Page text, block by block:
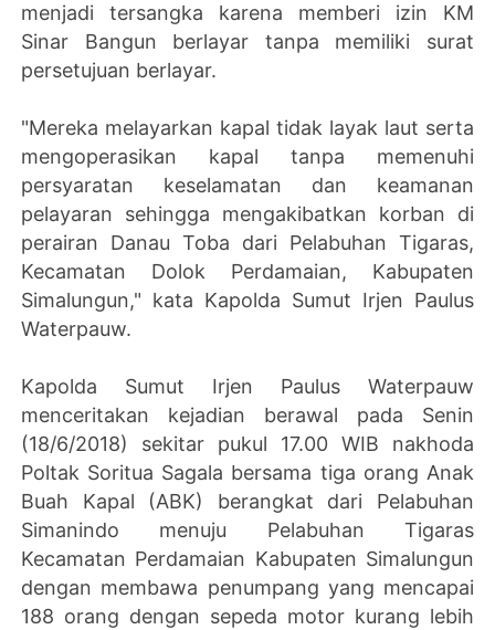
menjadi tersangka karena memberi izin KM
Sinar Bangun berlayar tanpa memiliki surat
persetujuan berlayar.
"Mereka melayarkan kapal tidak layak laut serta
mengoperasikan kapal tanpa memenuhi
persyaratan keselamatan dan keamanan
pelayaran sehingga mengakibatkan korban di
perairan Danau Toba dari Pelabuhan Tigaras,
Kecamatan Dolok Perdamaian, Kabupaten
Simalungun," kata Kapolda Sumut Irjen Paulus
Waterpauw.
Kapolda Sumut Irjen Paulus Waterpauw
menceritakan kejadian berawal pada Senin
(18/6/2018) sekitar pukul 17.00 WIB nakhoda
Poltak Soritua Sagala bersama tiga orang Anak
Buah Kapal (ABK) berangkat dari Pelabuhan
Simanindo menuju Pelabuhan Tigaras
Kecamatan Perdamaian Kabupaten Simalungun
dengan membawa penumpang yang mencapai
188 orang dengan sepeda motor kurang lebih